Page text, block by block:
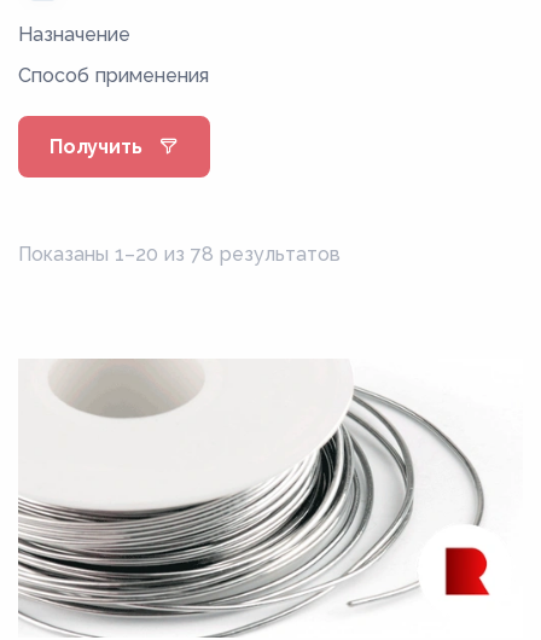
Назначение
Способ применения
Получить
Показаны 1–20 из 78 результатов